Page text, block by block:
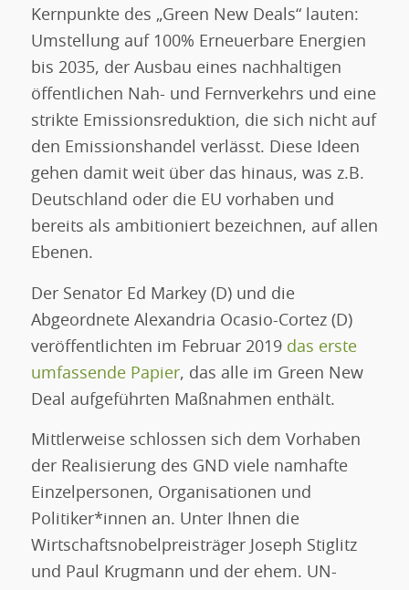
Kernpunkte des „Green New Deals“ lauten:
Umstellung auf 100% Erneuerbare Energien
bis 2035, der Ausbau eines nachhaltigen
öffentlichen Nah- und Fernverkehrs und eine
strikte Emissionsreduktion, die sich nicht auf
den Emissionshandel verlässt. Diese Ideen
gehen damit weit über das hinaus, was z.B.
Deutschland oder die EU vorhaben und
bereits als ambitioniert bezeichnen, auf allen
Ebenen.
Der Senator Ed Markey (D) und die
Abgeordnete Alexandria Ocasio-Cortez (D)
veröffentlichten im Februar 2019 das erste
umfassende Papier, das alle im Green New
Deal aufgeführten Maßnahmen enthält.
Mittlerweise schlossen sich dem Vorhaben
der Realisierung des GND viele namhafte
Einzelpersonen, Organisationen und
Politiker*innen an. Unter Ihnen die
Wirtschaftsnobelpreisträger Joseph Stiglitz
und Paul Krugmann und der ehem. UN-